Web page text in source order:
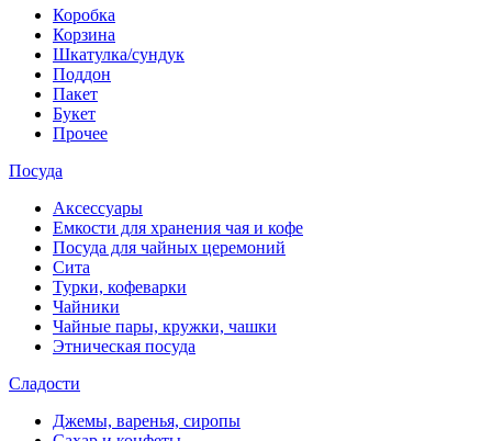
Коробка
Корзина
Шкатулка/сундук
Поддон
Пакет
Букет
Прочее
Посуда
Аксессуары
Емкости для хранения чая и кофе
Посуда для чайных церемоний
Сита
Турки, кофеварки
Чайники
Чайные пары, кружки, чашки
Этническая посуда
Сладости
Джемы, варенья, сиропы